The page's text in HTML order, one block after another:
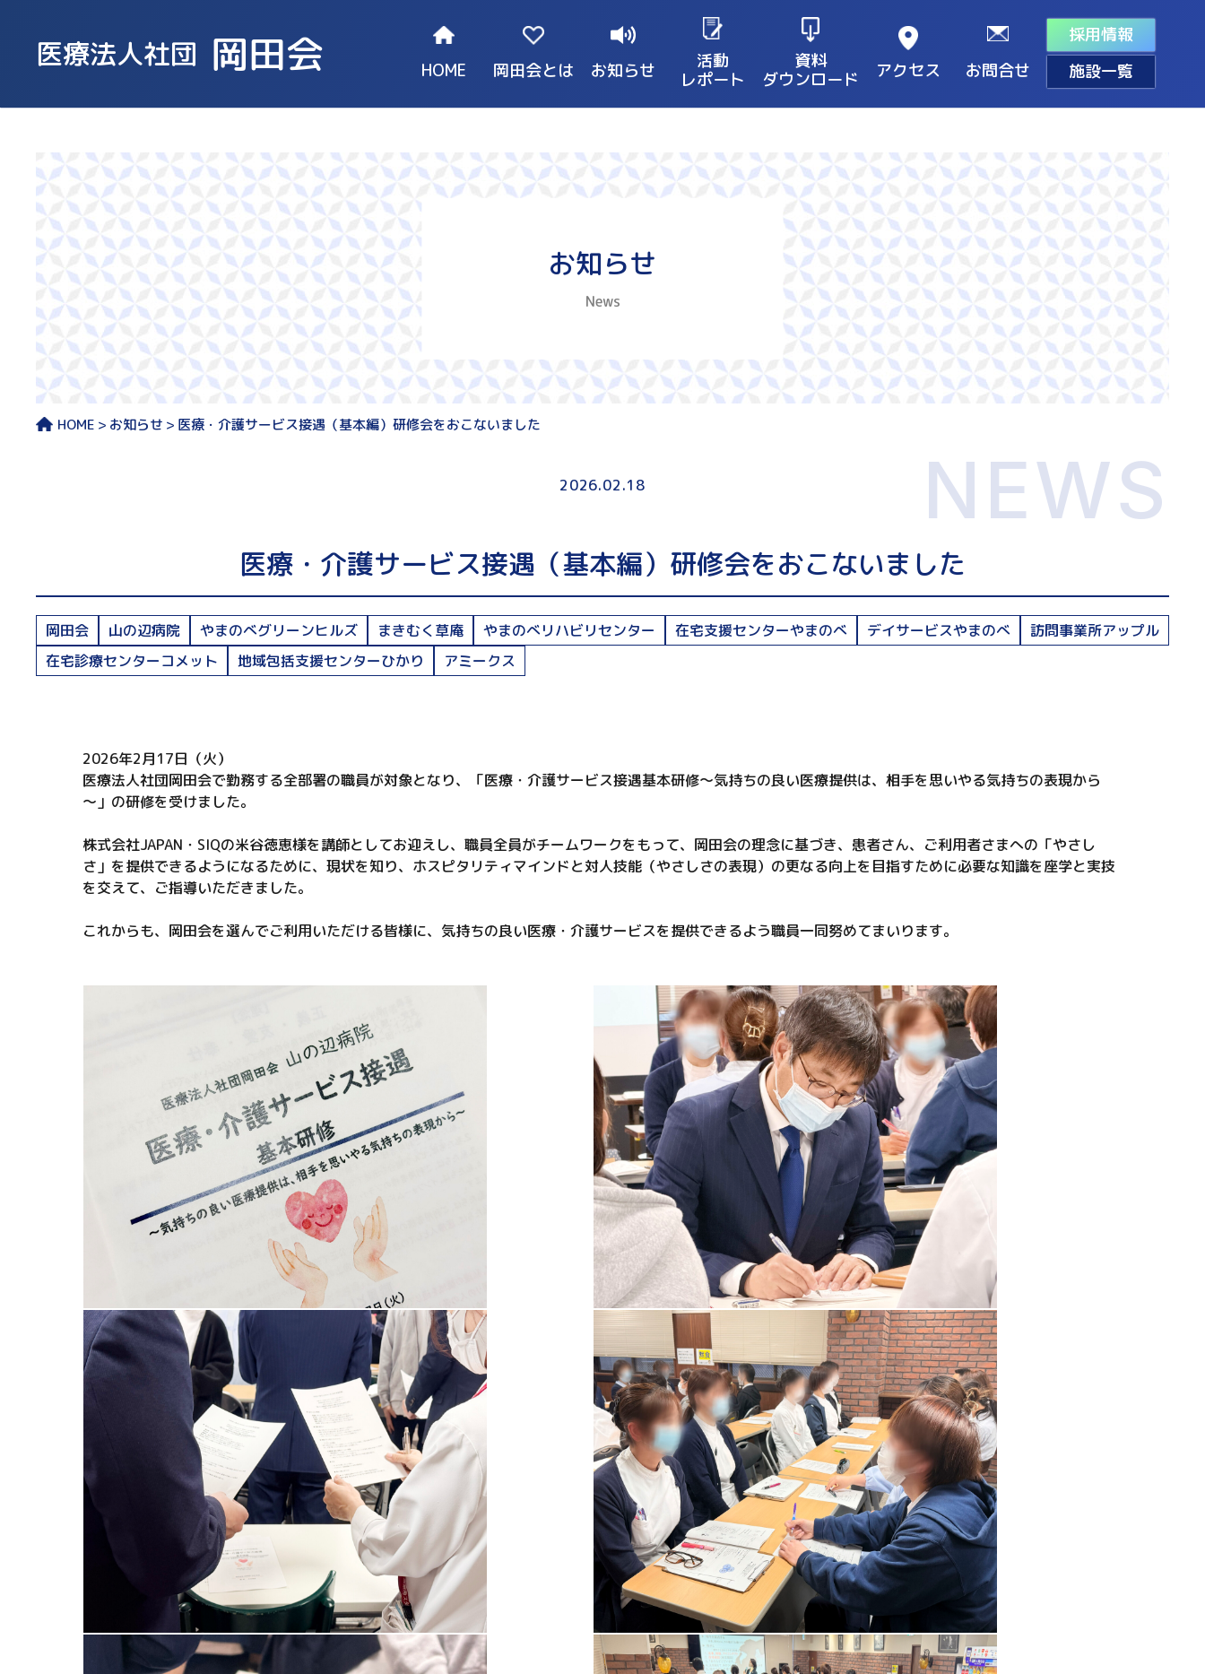
医療法人社団 岡田会 HOME 岡田会とは お知らせ
活動
レポート
資料
ダウンロード
アクセス お問合せ
採用情報
施設一覧
お知らせ
News
HOME お知らせ 医療・介護サービス接遇（基本編）研修会をおこないました
2026.02.18 NEWS
医療・介護サービス接遇（基本編）研修会をおこないました
岡田会 山の辺病院 やまのべグリーンヒルズ まきむく草庵 やまのべリハビリセンター 在宅支援センターやまのべ デイサービスやまのべ
訪問事業所アップル
在宅診療センターコメット
地域包括支援センターひかり アミークス
2026年2月17日（火）
医療法人社団岡田会で勤務する全部署の職員が対象となり、「医療・介護サービス接遇基本研修～気持ちの良い医療提供は、相手を思いやる気持ちの表現から
～」の研修を受けました。
株式会社JAPAN・SIQの米谷徳恵様を講師としてお迎えし、職員全員がチームワークをもって、岡田会の理念に基づき、患者さん、ご利用者さまへの「やさし
さ」を提供できるようになるために、現状を知り、ホスピタリティマインドと対人技能（やさしさの表現）の更なる向上を目指すために必要な知識を座学と実技
を交えて、ご指導いただきました。
これからも、岡田会を選んでご利用いただける皆様に、気持ちの良い医療・介護サービスを提供できるよう職員一同努めてまいります。